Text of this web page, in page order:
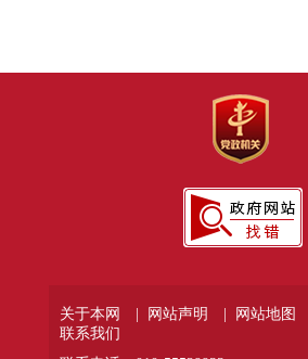
关于本网 | 网站声明 | 网站地图 |
联系我们